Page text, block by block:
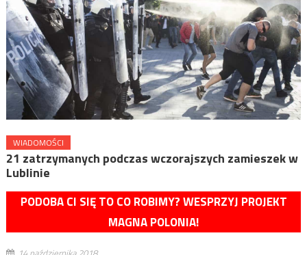
WIADOMOŚCI
21 zatrzymanych podczas wczorajszych zamieszek w
Lublinie
PODOBA CI SIĘ TO CO ROBIMY? WESPRZYJ PROJEKT
MAGNA POLONIA!